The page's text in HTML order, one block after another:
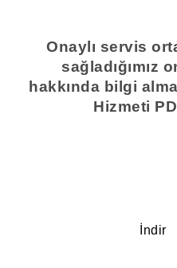
Onaylı servis
sağladığımız
hakkında bilgi
Hizmeti
İndir